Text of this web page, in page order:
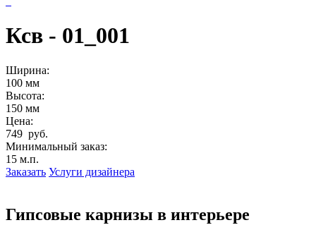
Ксв - 01_001
Ширина:
100 мм
Высота:
150 мм
Цена:
749 руб.
Минимальный заказ:
15 м.п.
Заказать Услуги дизайнера
Гипсовые карнизы в интерьере